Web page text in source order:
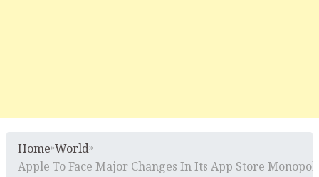
Home»World»
Apple To Face Major Changes In Its App Store